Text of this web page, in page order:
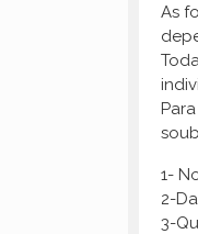
As
1-
2-
3-